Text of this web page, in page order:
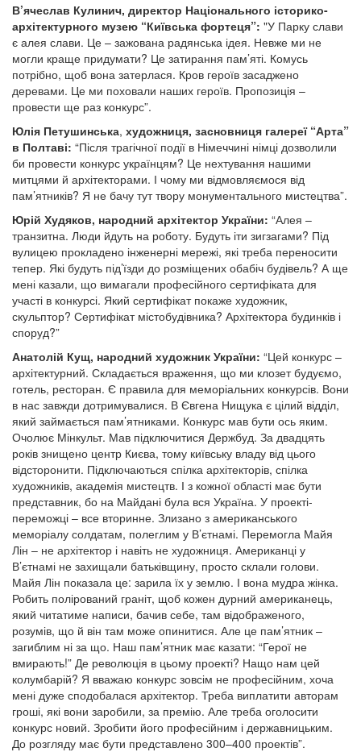
В’ячеслав Кулинич, директор Національного історико-
архітектурного музею “Київська фортеця”: "У Парку слави
є алея слави. Це – зажована радянська ідея. Невже ми не
могли краще придумати? Це затирання пам’яті. Комусь
потрібно, щоб вона затерлася. Кров героїв засаджено
деревами. Це ми поховали наших героїв. Пропозиція –
провести ще раз конкурс”.
Юлія Петушинська, художниця, засновниця галереї “Арта”
в Полтаві: “Після трагічної події в Німеччині німці дозволили
би провести конкурс українцям? Це нехтування нашими
митцями й архітекторами. І чому ми відмовляємося від
пам’ятників? Я не бачу тут твору монументального мистецтва”.
Юрій Худяков, народний архітектор України: “Алея –
транзитна. Люди йдуть на роботу. Будуть іти зигзагами? Під
вулицею прокладено інженерні мережі, які треба переносити
тепер. Які будуть під’їзди до розміщених обабіч будівель? А ще
мені казали, що вимагали професійного сертифіката для
участі в конкурсі. Який сертифікат покаже художник,
скульптор? Сертифікат містобудівника? Архітектора будинків і
споруд?”
Анатолій Кущ, народний художник України: “Цей конкурс –
архітектурний. Складається враження, що ми клозет будуємо,
готель, ресторан. Є правила для меморіальних конкурсів. Вони
в нас завжди дотримувалися. В Євгена Нищука є цілий відділ,
який займається пам’ятниками. Конкурс мав бути ось яким.
Очолює Мінкульт. Мав підключитися Держбуд. За двадцять
років знищено центр Києва, тому київську владу від цього
відсторонити. Підключаються спілка архітекторів, спілка
художників, академія мистецтв. І з кожної області має бути
представник, бо на Майдані була вся Україна. У проекті-
переможці – все вторинне. Злизано з американського
меморіалу солдатам, полеглим у В’єтнамі. Перемогла Майя
Лін – не архітектор і навіть не художниця. Американці у
В’єтнамі не захищали батьківщину, просто склали голови.
Майя Лін показала це: зарила їх у землю. І вона мудра жінка.
Робить полірований граніт, щоб кожен дурний американець,
який читатиме написи, бачив себе, там відображеного,
розумів, що й він там може опинитися. Але це пам’ятник –
загиблим ні за що. Наш пам’ятник має казати: “Герої не
вмирають!” Де революція в цьому проекті? Нащо нам цей
колумбарій? Я вважаю конкурс зовсім не професійним, хоча
мені дуже сподобалася архітектор. Треба виплатити авторам
гроші, які вони заробили, за премію. Але треба оголосити
конкурс новий. Зробити його професійним і державницьким.
До розгляду має бути представлено 300–400 проектів”.